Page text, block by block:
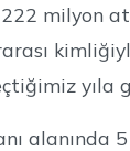
milyon
yıla